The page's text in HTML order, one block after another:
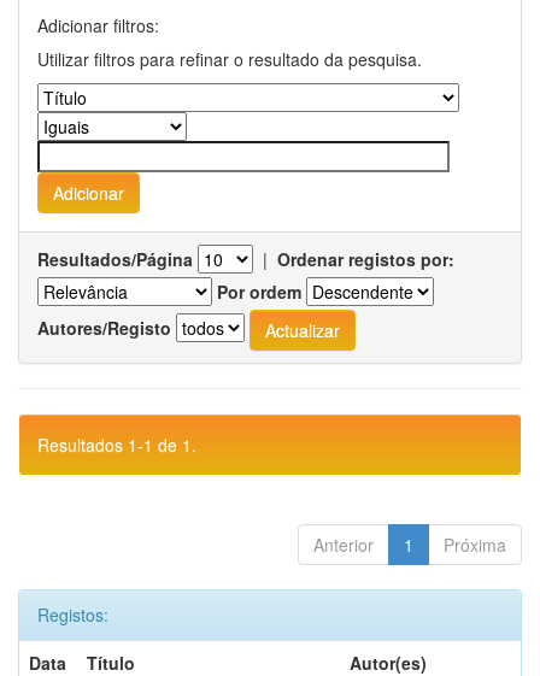
Adicionar filtros:
Utilizar filtros para refinar o resultado da pesquisa.
Resultados/Página | Ordenar registos por:
Por ordem
Autores/Registo
Resultados 1-1 de 1.
Anterior 1 Próxima
Registos:
Data
Título
Autor(es)